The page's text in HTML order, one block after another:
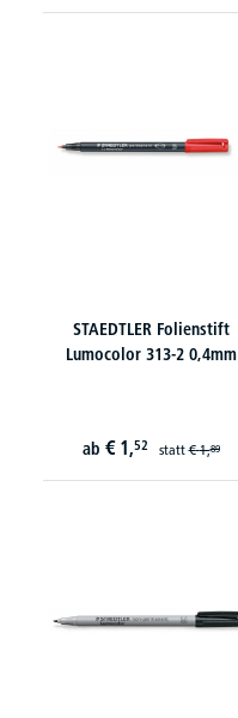
STAEDTLER Folienstift
Lumocolor 313-2 0,4mm
ab € 1,52 statt€ 1,89